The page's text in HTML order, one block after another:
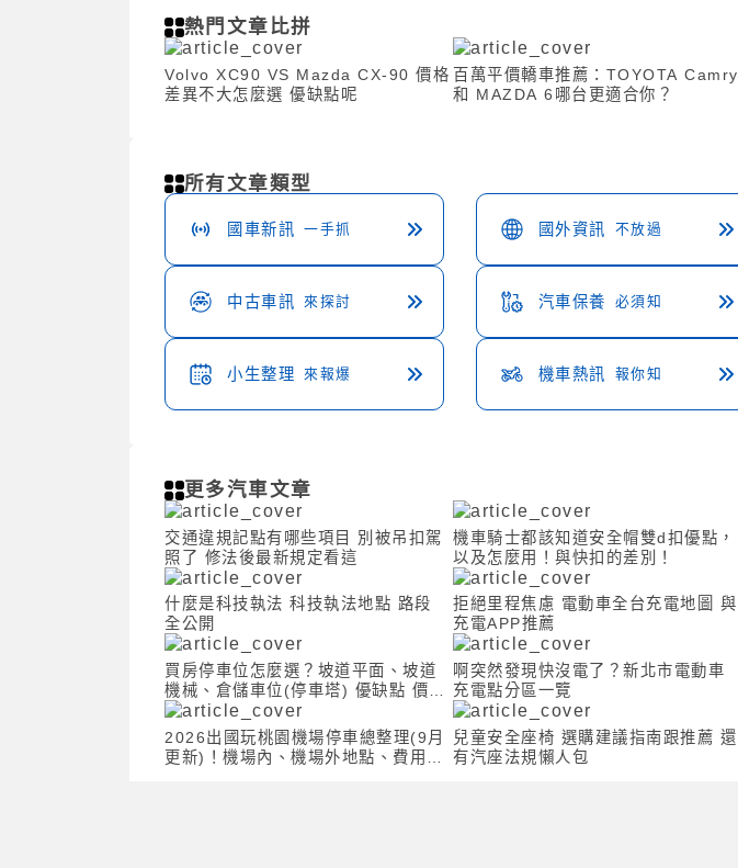
熱門文章比拼
Volvo XC90 VS Mazda CX-90 價格
差異不大怎麼選 優缺點呢
百萬平價轎車推薦：TOYOTA Camry
和 MAZDA 6哪台更適合你？
所有文章類型
國車新訊 一手抓 國外資訊 不放過
中古車訊 來探討 汽車保養 必須知
小生整理 來報爆 機車熱訊 報你知
更多汽車文章
交通違規記點有哪些項目 別被吊扣駕
照了 修法後最新規定看這
機車騎士都該知道安全帽雙d扣優點，
以及怎麼用！與快扣的差別！
什麼是科技執法 科技執法地點 路段
全公開
拒絕里程焦慮 電動車全台充電地圖 與
充電APP推薦
買房停車位怎麼選？坡道平面、坡道
機械、倉儲車位(停車塔) 優缺點 價格
一次看
啊突然發現快沒電了？新北市電動車
充電點分區一覽
2026出國玩桃園機場停車總整理(9月
更新)！機場內、機場外地點、費用、
兒童安全座椅 選購建議指南跟推薦 還
有汽座法規懶人包